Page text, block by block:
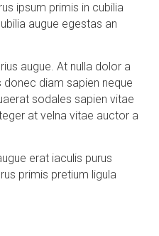
ipsum primis in cubilia
augue egestas an
augue. At nulla dolor a
donec diam sapien neque
sodales sapien vitae
at velna vitae auctor a
erat iaculis purus
primis pretium ligula